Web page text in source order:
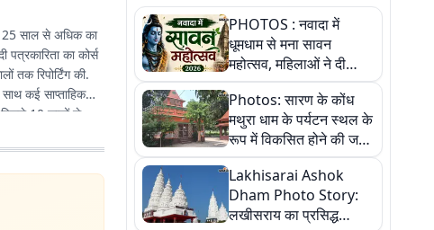
25 साल से अधिक का
का कोर्स
तक रिपोर्टिंग की.
कई साप्ताहिक
10 सालों से
हिंदी
रचना की. इनकी कई
PHOTOS : नवादा में
धूमधाम से मना सावन
महोत्सव, महिलाओं ने दी
सांस्कृतिक प्रस्तुतियां
Photos: सारण के कोंध
मथुरा धाम के पर्यटन स्थल के
रूप में विकसित होने की जगी
आस, 9 तस्वीरों में देखें पूरी
कहानी
Lakhisarai Ashok
Dham Photo Story:
लखीसराय का प्रसिद्ध